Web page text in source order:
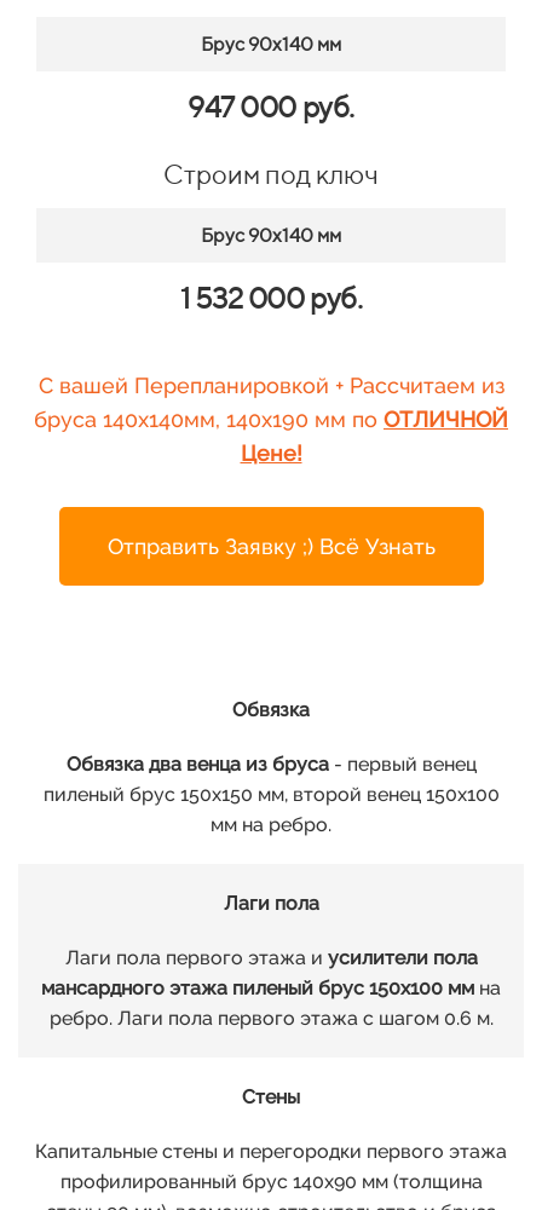
Брус 90х140 мм
947 000 руб.
Строим под ключ
Брус 90х140 мм
1 532 000 руб.
С вашей Перепланировкой + Рассчитаем из
бруса 140х140мм, 140х190 мм по ОТЛИЧНОЙ
Цене!
Отправить Заявку ;) Всё Узнать
Обвязка
Обвязка два венца из бруса- первый венец
пиленый брус 150х150 мм, второй венец 150х100
мм на ребро.
Лаги пола
Лаги пола первого этажа и усилители пола
мансардного этажа пиленый брус 150х100 мм на
ребро. Лаги пола первого этажа с шагом 0.6 м.
Стены
Капитальные стены и перегородки первого этажа
профилированный брус 140х90 мм (толщина